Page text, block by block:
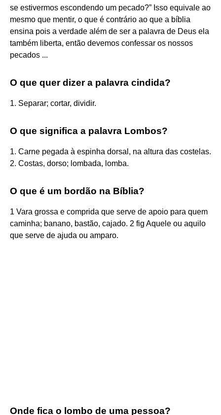
se estivermos escondendo um pecado?” Isso equivale ao
mesmo que mentir, o que é contrário ao que a bíblia
ensina pois a verdade além de ser a palavra de Deus ela
também liberta, então devemos confessar os nossos
pecados ...
O que quer dizer a palavra cindida?
1. Separar; cortar, dividir.
O que significa a palavra Lombos?
1. Carne pegada à espinha dorsal, na altura das costelas.
2. Costas, dorso; lombada, lomba.
O que é um bordão na Bíblia?
1 Vara grossa e comprida que serve de apoio para quem
caminha; banano, bastão, cajado. 2 fig Aquele ou aquilo
que serve de ajuda ou amparo.
Onde fica o lombo de uma pessoa?